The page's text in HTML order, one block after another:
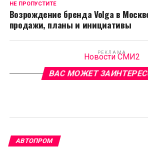
НЕ ПРОПУСТИТЕ
Возрождение бренда Volga в
продажи, планы и инициативы
РЕКЛАМА
Новости СМИ2
ВАС МОЖЕТ
АВТОПРОМ